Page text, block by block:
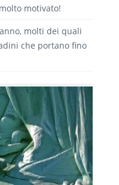
motivato!
molti dei quali
che portano fino